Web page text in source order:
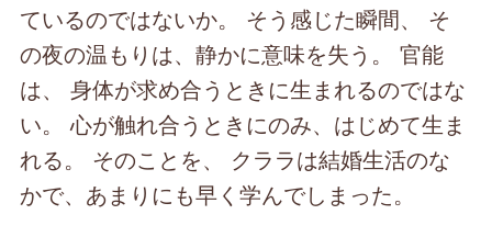
ているのではないか。 そう感じた瞬間、 そ
の夜の温もりは、静かに意味を失う。 官能
は、 身体が求め合うときに生まれるのではな
い。 心が触れ合うときにのみ、はじめて生ま
れる。 そのことを、 クララは結婚生活のな
かで、あまりにも早く学んでしまった。